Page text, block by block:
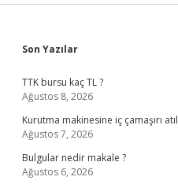
Sidebar
Son Yazılar
TTK bursu kaç TL ?
Ağustos 8, 2026
Kurutma makinesine iç çamaşırı
Ağustos 7, 2026
Bulgular nedir makale ?
Ağustos 6, 2026